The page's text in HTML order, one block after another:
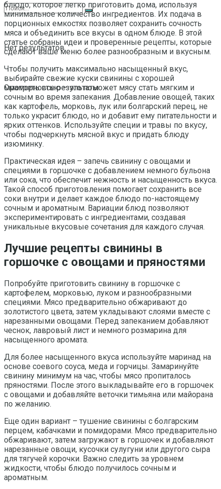
Нет результатов
Смотреть все результаты
блюдо, которое легко приготовить дома, используя
минимальное количество ингредиентов. Их подача в
порционных емкостях позволяет сохранить сочность
мяса и объединить все вкусы в одном блюде. В этой
статье собраны идеи и проверенные рецепты, которые
сделают ваше меню более разнообразным и вкусным.
Чтобы получить максимально насыщенный вкус,
выбирайте свежие куски свинины с хорошей
мраморностью – это поможет мясу стать мягким и
сочным во время запекания. Добавление овощей, таких
как картофель, морковь, лук или болгарский перец, не
только украсит блюдо, но и добавит ему питательности и
ярких оттенков. Используйте специи и травы по вкусу,
чтобы подчеркнуть мясной вкус и придать блюду
изюминку.
Практическая идея – запечь свинину с овощами и
специями в горшочке с добавлением немного бульона
или сока, что обеспечит нежность и насыщенность вкуса.
Такой способ приготовления помогает сохранить все
соки внутри и делает каждое блюдо по-настоящему
сочным и ароматным. Вариации блюд позволяют
экспериментировать с ингредиентами, создавая
уникальные вкусовые сочетания для каждого случая.
Лучшие рецепты свинины в
горшочке с овощами и пряностями
Попробуйте приготовить свинину в горшочке с
картофелем, морковью, луком и разнообразными
специями. Мясо предварительно обжаривают до
золотистого цвета, затем укладывают слоями вместе с
нарезанными овощами. Перед запеканием добавляют
чеснок, лавровый лист и немного розмарина для
насыщенного аромата.
Для более насыщенного вкуса используйте маринад на
основе соевого соуса, меда и горчицы. Замаринуйте
свинину минимум на час, чтобы мясо пропиталось
пряностями. После этого выкладывайте его в горшочек
с овощами и добавляйте веточки тимьяна или майорана
по желанию.
Еще один вариант – тушение свинины с болгарским
перцем, кабачками и помидорами. Мясо предварительно
обжаривают, затем загружают в горшочек и добавляют
нарезанные овощи, кусочки сулугуни или другого сыра
для тягучей корочки. Важно следить за уровнем
жидкости, чтобы блюдо получилось сочным и
ароматным.